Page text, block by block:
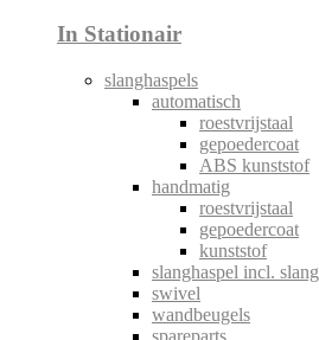
In Stationair
slanghaspels
automatisch
roestvrijstaal
gepoedercoat
ABS kunststof
handmatig
roestvrijstaal
gepoedercoat
kunststof
slanghaspel incl. slang
swivel
wandbeugels
spareparts